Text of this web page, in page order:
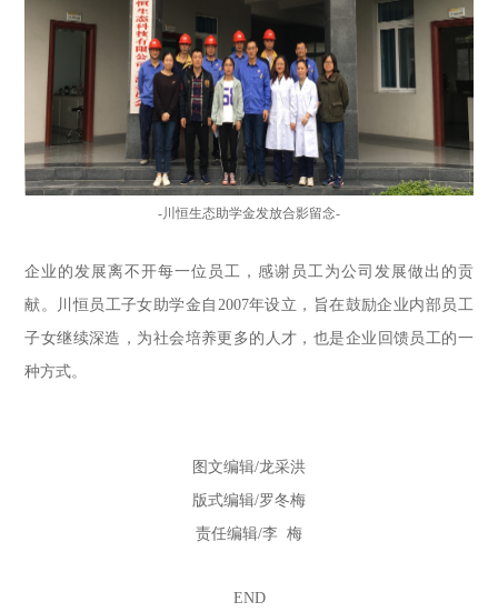
-川恒生态助学金发放合影留念-
企业的发展离不开每一位员工，感谢员工为公司发展做出的贡
献。川恒员工子女助学金自 2007年设立，旨在鼓励企业内部员工
子女继续深造，为社会培养更多的人才，也是企业回馈员工的一
种方式。
图文编辑/龙采洪
版式编辑/罗冬梅
责任编辑/李 梅
END